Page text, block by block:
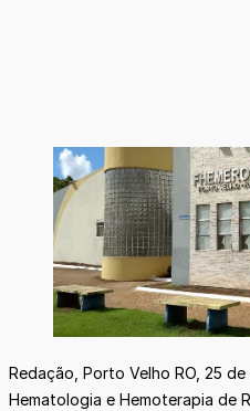
Redação, Porto Velho RO, 25
Hematologia e Hemoterapia de